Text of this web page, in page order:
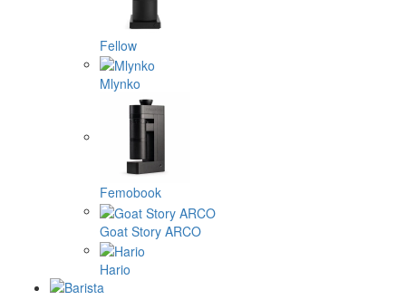
Fellow
Mlynko
Femobook
Goat Story ARCO
Hario